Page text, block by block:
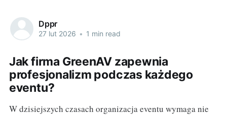
Dppr
27 lut 2026 • 1 min read
Jak firma GreenAV zapewnia
profesjonalizm podczas każdego
eventu?
W dzisiejszych czasach organizacja eventu wymaga nie